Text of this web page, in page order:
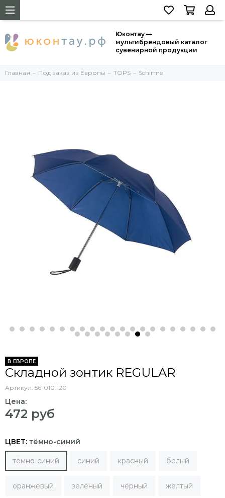
Юконтау —
мультибрендовый каталог
сувенирной продукции
Главная Под заказ из Европы TOPS Schirme
В ЕВРОПЕ
Складной зонтик REGULAR
Артикул: 56-0101120
Цена:
472 руб
ЦВЕТ: тёмно-синий
тёмно-синий синий красный белый
оранжевый зелёный чёрный жёлтый